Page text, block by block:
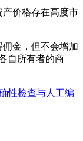
价格存在高度市
金，但不会增加
自所有者的商
性检查与人工编